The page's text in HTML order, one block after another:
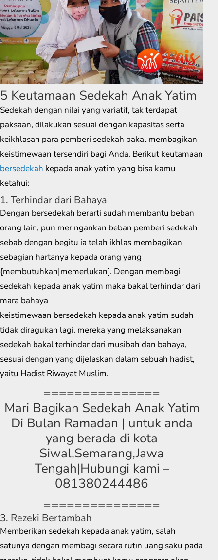
5 Keutamaan Sedekah Anak Yatim
Sedekah dengan nilai yang variatif, tak terdapat
paksaan, dilakukan sesuai dengan kapasitas serta
keikhlasan para pemberi sedekah bakal membagikan
keistimewaan tersendiri bagi Anda. Berikut keutamaan
bersedekah kepada anak yatim yang bisa kamu
ketahui:
1. Terhindar dari Bahaya
Dengan bersedekah berarti sudah membantu beban
orang lain, pun meringankan beban pemberi sedekah
sebab dengan begitu ia telah ikhlas membagikan
sebagian hartanya kepada orang yang
{membutuhkan|memerlukan]. Dengan membagi
sedekah kepada anak yatim maka bakal terhindar dari
mara bahaya
keistimewaan bersedekah kepada anak yatim sudah
tidak diragukan lagi, mereka yang melaksanakan
sedekah bakal terhindar dari musibah dan bahaya,
sesuai dengan yang dijelaskan dalam sebuah hadist,
yaitu Hadist Riwayat Muslim.
===============
Mari Bagikan Sedekah Anak Yatim
Di Bulan Ramadan | untuk anda
yang berada di kota
Siwal,Semarang,Jawa
Tengah|Hubungi kami –
081380244486
===============
3. Rezeki Bertambah
Memberikan sedekah kepada anak yatim, salah
satunya dengan membagi secara rutin uang saku pada